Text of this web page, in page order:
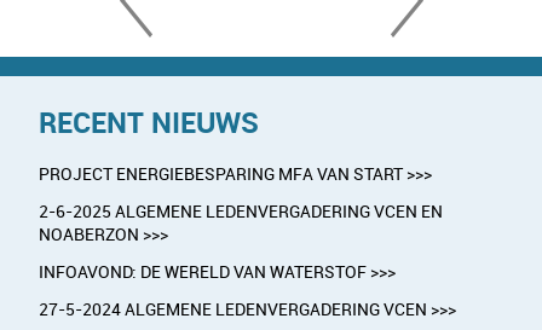
RECENT NIEUWS
PROJECT ENERGIEBESPARING MFA VAN START >>>
2-6-2025 ALGEMENE LEDENVERGADERING VCEN EN
NOABERZON >>>
INFOAVOND: DE WERELD VAN WATERSTOF >>>
27-5-2024 ALGEMENE LEDENVERGADERING VCEN >>>